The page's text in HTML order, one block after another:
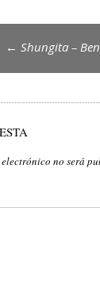
← Shungita –
no será